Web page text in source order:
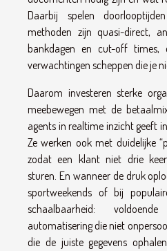
Daarbij spelen
methoden zijn quasi-direct,
bankdagen en cut-off times,
verwachtingen scheppen die je
Daarom investeren sterke
meebewegen met de
agents in realtime inzicht geeft
Ze werken ook met duidelijke
zodat een klant niet drie
sturen. En wanneer de druk
sportweekends of bij
schaalbaarheid:
automatisering die niet
die de juiste gegevens